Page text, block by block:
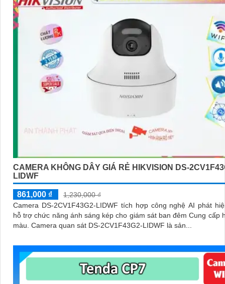
CAMERA KHÔNG DÂY GIÁ RẺ HIKVISION DS-
LIDWF
861,000 ₫
1,230,000 ₫
Camera DS-2CV1F43G2-LIDWF tích hợp công nghệ AI phát
hỗ trợ chức năng ánh sáng kép cho giám sát ban đêm Cung cấp
màu. Camera quan sát DS-2CV1F43G2-LIDWF là sản...